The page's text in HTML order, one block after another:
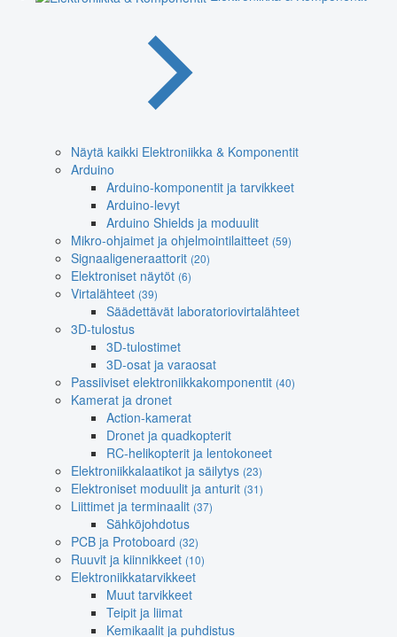
Näytä kaikki Elektroniikka & Komponentit
Arduino
Arduino-komponentit ja tarvikkeet
Arduino-levyt
Arduino Shields ja moduulit
Mikro-ohjaimet ja ohjelmointilaitteet (59)
Signaaligeneraattorit (20)
Elektroniset näytöt (6)
Virtalähteet (39)
Säädettävät laboratoriovirtalähteet
3D-tulostus
3D-tulostimet
3D-osat ja varaosat
Passiiviset elektroniikkakomponentit (40)
Kamerat ja dronet
Action-kamerat
Dronet ja quadkopterit
RC-helikopterit ja lentokoneet
Elektroniikkalaatikot ja säilytys (23)
Elektroniset moduulit ja anturit (31)
Liittimet ja terminaalit (37)
Sähköjohdotus
PCB ja Protoboard (32)
Ruuvit ja kiinnikkeet (10)
Elektroniikkatarvikkeet
Muut tarvikkeet
Teipit ja liimat
Kemikaalit ja puhdistus